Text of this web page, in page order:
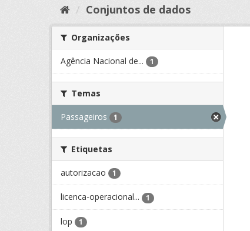
Conjuntos de dados
Organizações
Agência Nacional de... 1
Temas
Passageiros 1
Etiquetas
autorizacao 1
licenca-operacional... 1
lop 1